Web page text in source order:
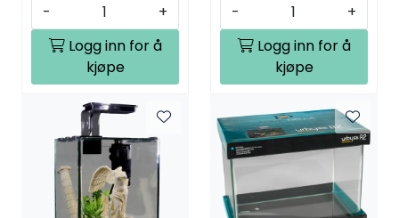
-
+
Logg inn for å
kjøpe
-
+
Logg inn for å
kjøpe